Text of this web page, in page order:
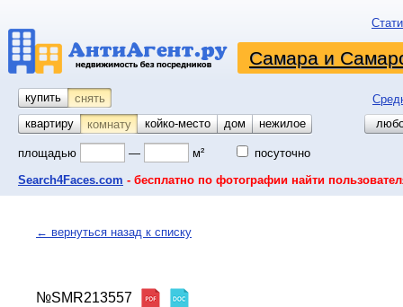
Самара и
купить снять
квартиру
комнату койко-место дом гараж
участок
нежилое
площадью — м² посуточно
Search4Faces.com - бесплатно по фотографии найти
← вернуться назад к списку
№SMR213557